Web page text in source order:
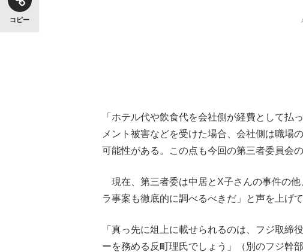
コピー
「ホテル代や飲食代を会社側が経費として払
メント被害などを受けた場合、会社側は職場
可能性がある。この点も今回の第三者委員会
現在、第三者委は中居とX子さんの事件の
ラ事案も徹底的に調べるべきだ」と声を上げて
「真っ先に俎上に載せられるのは、フジ取
ーを務める反町理氏でしょう」（別のフジ幹部